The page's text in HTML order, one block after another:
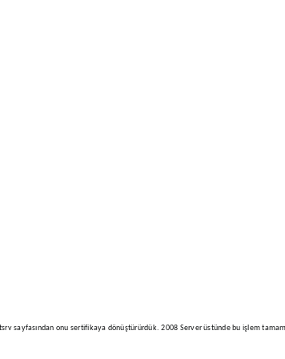
sayfasından onu sertifikaya dönüştürürdük. 2008 Server üstünde bu işlem